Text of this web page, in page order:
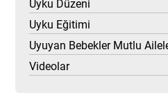
Uyku Düzeni
Uyku Eğitimi
Uyuyan Bebekler Mutlu
Videolar